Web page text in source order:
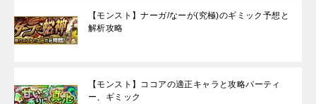
【モンスト】ナーガ/なーが(究極)のギミック予想と
解析攻略
【モンスト】ココアの適正キャラと攻略パーティ
ー、ギミック